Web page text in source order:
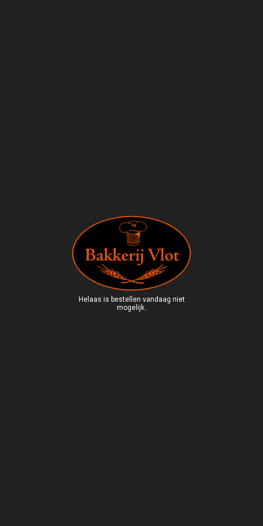
Helaas is bestellen vandaag niet
mogelijk.